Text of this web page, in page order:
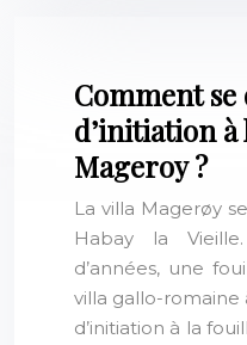
Comment
d’initiation
Mageroy ?
La villa Magerøy
Habay la
d’années, une
villa gallo-romaine
d’initiation à la